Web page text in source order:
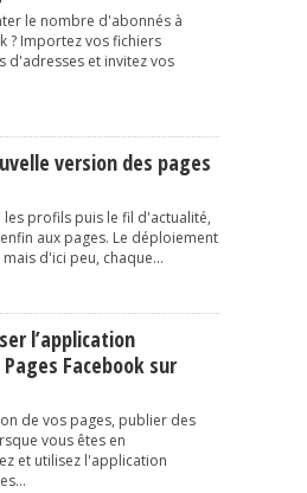
le nombre d'abonnés à
? Importez vos fichiers
d'adresses et invitez vos
version des pages
profils puis le fil d'actualité,
aux pages. Le déploiement
d'ici peu, chaque...
l’application
Facebook sur
de vos pages, publier des
vous êtes en
et utilisez l'application